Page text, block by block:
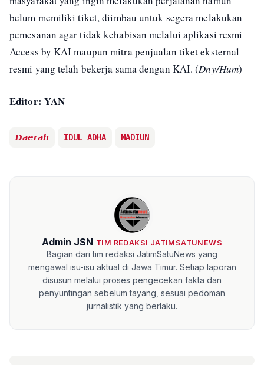
belum memiliki tiket, diimbau untuk segera melakukan
pemesanan agar tidak kehabisan melalui aplikasi resmi
Access by KAI maupun mitra penjualan tiket eksternal
resmi yang telah bekerja sama dengan KAI. (Dny/Hum)
Editor: YAN
𝘿𝙖𝙚𝙧𝙖𝙝 IDUL ADHA MADIUN
Admin JSN TIM REDAKSI JATIMSATUNEWS
Bagian dari tim redaksi JatimSatuNews yang
mengawal isu-isu aktual di Jawa Timur. Setiap laporan
disusun melalui proses pengecekan fakta dan
penyuntingan sebelum tayang, sesuai pedoman
jurnalistik yang berlaku.